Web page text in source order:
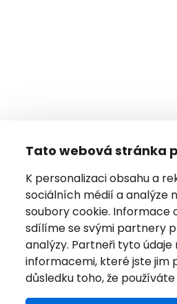
Tato webová stránka
K personalizaci obsahu a
sociálních médií a analýze
soubory cookie. Informace
sdílíme se svými partnery
analýzy. Partneři tyto
informacemi, které jste jim
důsledku toho, že používáte